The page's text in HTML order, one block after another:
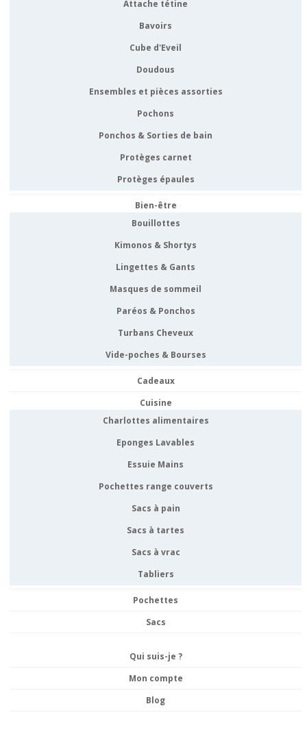
Attache tétine
Bavoirs
Cube d'Eveil
Doudous
Ensembles et pièces assorties
Pochons
Ponchos & Sorties de bain
Protèges carnet
Protèges épaules
Bien-être
Bouillottes
Kimonos & Shortys
Lingettes & Gants
Masques de sommeil
Paréos & Ponchos
Turbans Cheveux
Vide-poches & Bourses
Cadeaux
Cuisine
Charlottes alimentaires
Eponges Lavables
Essuie Mains
Pochettes range couverts
Sacs à pain
Sacs à tartes
Sacs à vrac
Tabliers
Pochettes
Sacs
Qui suis-je ?
Mon compte
Blog